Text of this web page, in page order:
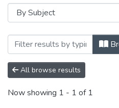
Browsing
All browse results
Now showing 1 - 1 of 1